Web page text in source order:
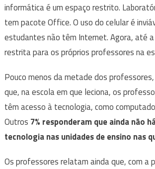
informática é um espaço restrito.
tem pacote Office. O uso do celular é
estudantes não têm Internet. Agora, até
restrita para os próprios professores na
Pouco menos da metade dos professores,
que, na escola em que leciona, os
têm acesso à tecnologia, como
Outros 7% responderam que ainda não
tecnologia nas unidades de ensino nas
Os professores relatam ainda que, com a